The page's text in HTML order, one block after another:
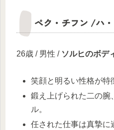
ペク・チフン /ハ
26歳 / 男性 / ソルヒのボデ
笑顔と明るい性格が特
鍛え上げられた二の腕
ル。
任された仕事は真摯に